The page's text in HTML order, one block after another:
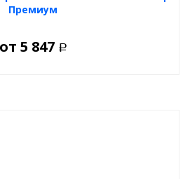
Премиум
от 5 847 Р